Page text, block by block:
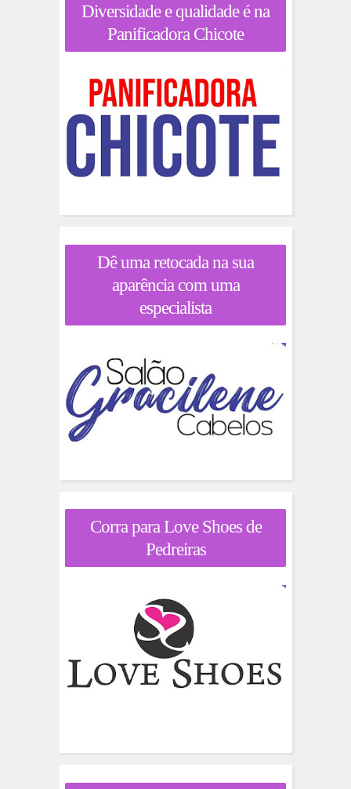
Diversidade e qualidade é na
Panificadora Chicote
Dê uma retocada na sua
aparência com uma
especialista
Corra para Love Shoes de
Pedreiras